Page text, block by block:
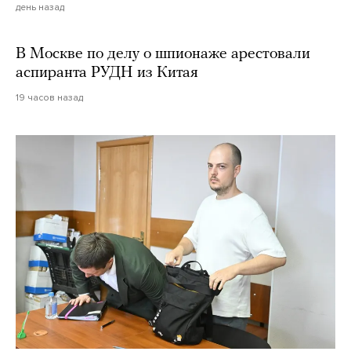
день назад
В Москве по делу о шпионаже арестовали
аспиранта РУДН из Китая
19 часов назад